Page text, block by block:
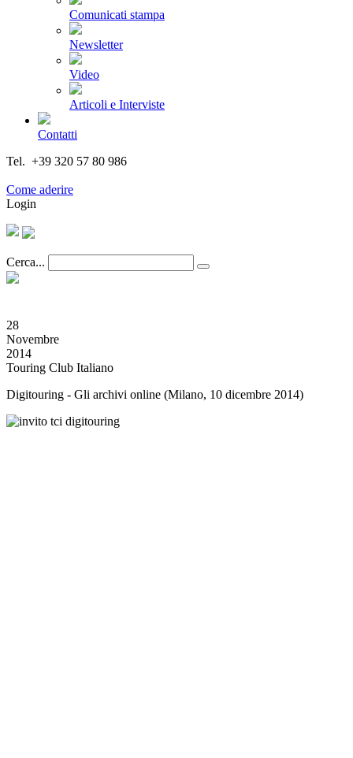
Comunicati stampa
Newsletter
Video
Articoli e Interviste
Contatti
Tel. +39 320 57 80 986
Come aderire
Login
Cerca...
28
Novembre
2014
Touring Club Italiano
Digitouring - Gli archivi online (Milano, 10 dicembre 2014)